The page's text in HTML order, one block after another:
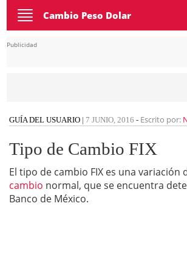
Toggle
navigation
Cambio Peso Dolar
Publicidad
GUÍA DEL USUARIO | 7 JUNIO, 2016 - Escrito por:
Tipo de Cambio FIX
El tipo de cambio FIX es una variación
cambio normal, que se encuentra
Banco de México.